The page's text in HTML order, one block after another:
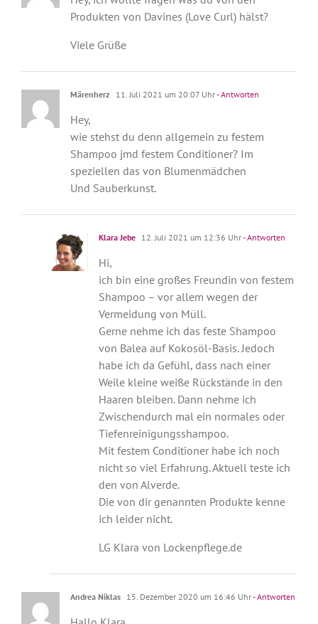
Produkten von Davines (Love Curl) hälst?
Viele Grüße
Märenherz 11. Juli 2021 um 20:07 Uhr- Antworten
Hey,
wie stehst du denn allgemein zu festem
Shampoo jmd festem Conditioner? Im
speziellen das von Blumenmädchen
Und Sauberkunst.
Klara Jebe 12. Juli 2021 um 12:36 Uhr- Antworten
Hi,
ich bin eine großes Freundin von festem
Shampoo – vor allem wegen der
Vermeidung von Müll.
Gerne nehme ich das feste Shampoo
von Balea auf Kokosöl-Basis. Jedoch
habe ich da Gefühl, dass nach einer
Weile kleine weiße Rückstände in den
Haaren bleiben. Dann nehme ich
Zwischendurch mal ein normales oder
Tiefenreinigungsshampoo.
Mit festem Conditioner habe ich noch
nicht so viel Erfahrung. Aktuell teste ich
den von Alverde.
Die von dir genannten Produkte kenne
ich leider nicht.
LG Klara von Lockenpflege.de
Andrea Niklas 15. Dezember 2020 um 16:46 Uhr- Antworten